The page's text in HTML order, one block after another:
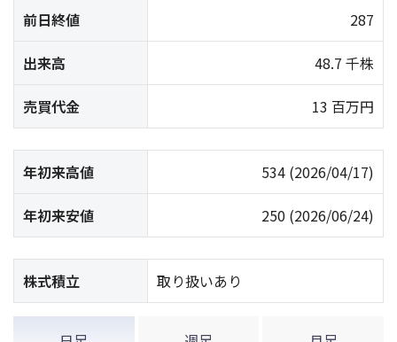
前日終値 287
出来高 48.7 千株
売買代金 13 百万円
年初来高値 534 (2026/04/17)
年初来安値 250 (2026/06/24)
株式積立 取り扱いあり